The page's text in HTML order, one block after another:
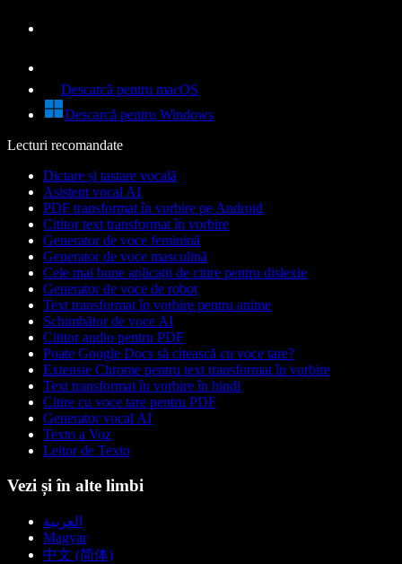
Descarcă pentru macOS
Descarcă pentru Windows
Lecturi recomandate
Dictare și tastare vocală
Asistent vocal AI
PDF transformat în vorbire pe Android
Cititor text transformat în vorbire
Generator de voce feminină
Generator de voce masculină
Cele mai bune aplicații de citire pentru dislexie
Generator de voce de robot
Text transformat în vorbire pentru anime
Schimbător de voce AI
Cititor audio pentru PDF
Poate Google Docs să citească cu voce tare?
Extensie Chrome pentru text transformat în vorbire
Text transformat în vorbire în hindi
Citire cu voce tare pentru PDF
Generator vocal AI
Texto a Voz
Leitor de Texto
Vezi și în alte limbi
العربية
Magyar
中文 (简体)